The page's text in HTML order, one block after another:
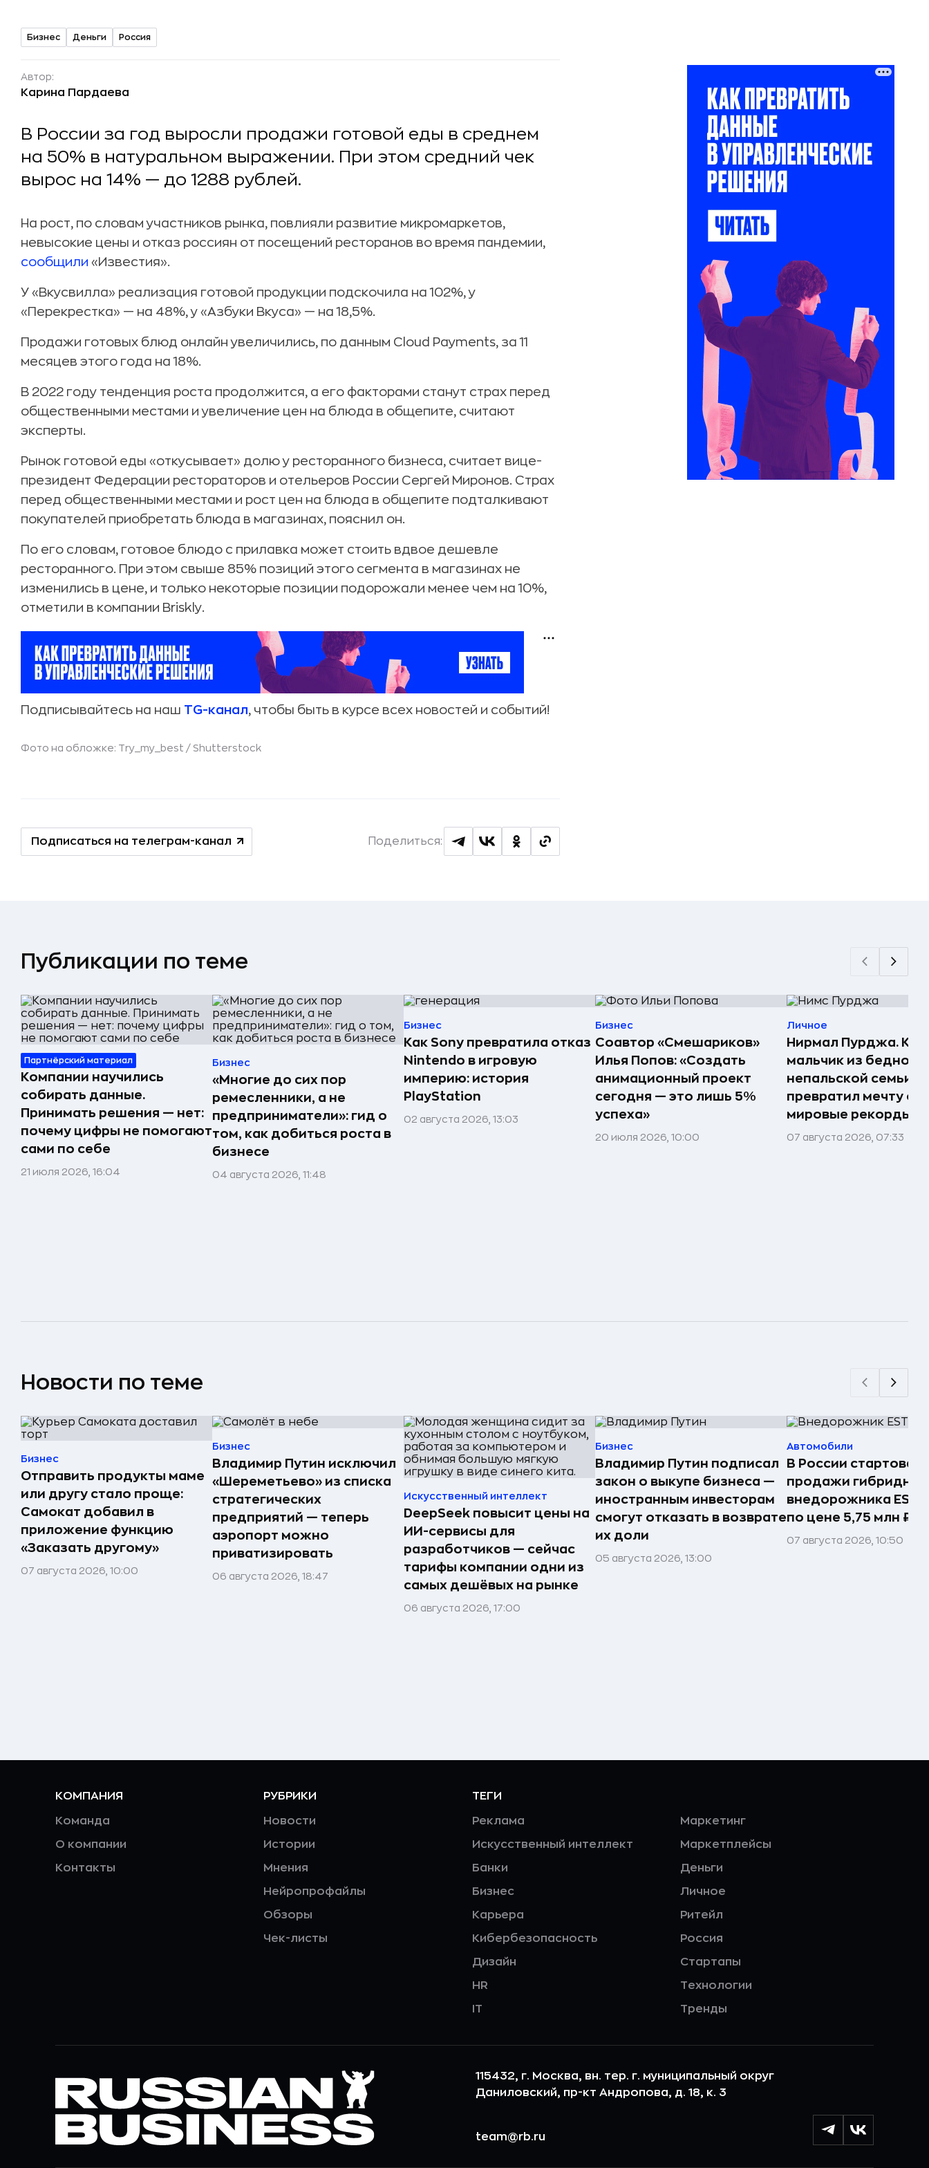
Бизнес Деньги Россия
Автор:
Карина Пардаева
В России за год выросли продажи готовой еды в среднем
на 50% в натуральном выражении. При этом средний чек
вырос на 14% — до 1288 рублей.
На рост, по словам участников рынка, повлияли развитие микромаркетов,
невысокие цены и отказ россиян от посещений ресторанов во время пандемии,
сообщили «Известия».
У «Вкусвилла» реализация готовой продукции подскочила на 102%, у
«Перекрестка» — на 48%, у «Азбуки Вкуса» — на 18,5%.
Продажи готовых блюд онлайн увеличились, по данным Cloud Payments, за 11
месяцев этого года на 18%.
В 2022 году тенденция роста продолжится, а его факторами станут страх перед
общественными местами и увеличение цен на блюда в общепите, считают
эксперты.
Рынок готовой еды «откусывает» долю у ресторанного бизнеса, считает вице-
президент Федерации рестораторов и отельеров России Сергей Миронов. Страх
перед общественными местами и рост цен на блюда в общепите подталкивают
покупателей приобретать блюда в магазинах, пояснил он.
По его словам, готовое блюдо с прилавка может стоить вдвое дешевле
ресторанного. При этом свыше 85% позиций этого сегмента в магазинах не
изменились в цене, и только некоторые позиции подорожали менее чем на 10%,
отметили в компании Briskly.
Подписывайтесь на наш TG-канал, чтобы быть в курсе всех новостей и событий!
Фото на обложке: Try_my_best / Shutterstock
Подписаться на телеграм-канал Поделиться:
Публикации по теме
Партнёрский материал
Компании научились
собирать данные.
Принимать решения — нет:
почему цифры не помогают
сами по себе
21 июля 2026, 16:04
Бизнес
«Многие до сих пор
ремесленники, а не
предприниматели»: гид о
том, как добиться роста в
бизнесе
04 августа 2026, 11:48
Бизнес
Как Sony превратила отказ
Nintendo в игровую
империю: история
PlayStation
02 августа 2026, 13:03
Бизнес
Соавтор «Смешариков»
Илья Попов: «Создать
анимационный проект
сегодня — это лишь 5%
успеха»
20 июля 2026, 10:00
Личное
Нирмал Пурджа. Как
мальчик из бедной
непальской семьи
превратил мечту о
мировые рекорды и
07 августа 2026, 07:33
Новости по теме
Бизнес
Отправить продукты маме
или другу стало проще:
Самокат добавил в
приложение функцию
«Заказать другому»
07 августа 2026, 10:00
Бизнес
Владимир Путин исключил
«Шереметьево» из списка
стратегических
предприятий — теперь
аэропорт можно
приватизировать
06 августа 2026, 18:47
Искусственный интеллект
DeepSeek повысит цены на
ИИ-сервисы для
разработчиков — сейчас
тарифы компании одни из
самых дешёвых на рынке
06 августа 2026, 17:00
Бизнес
Владимир Путин подписал
закон о выкупе бизнеса —
иностранным инвесторам
смогут отказать в возврате
их доли
05 августа 2026, 13:00
Автомобили
В России
продажи
внедорожника
по цене 5,75 млн ₽
07 августа 2026, 10:50
КОМПАНИЯ
Команда
О компании
Контакты
РУБРИКИ
Новости
Истории
Мнения
Нейропрофайлы
Обзоры
Чек-листы
ТЕГИ
Реклама
Искусственный интеллект
Банки
Бизнес
Карьера
Кибербезопасность
Дизайн
HR
IT
Маркетинг
Маркетплейсы
Деньги
Личное
Ритейл
Россия
Стартапы
Технологии
Тренды
115432, г. Москва, вн. тер. г. муниципальный округ
Даниловский, пр-кт Андропова, д. 18, к. 3
team@rb.ru